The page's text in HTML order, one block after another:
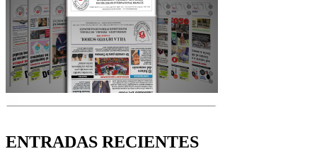
ENTRADAS RECIENTES